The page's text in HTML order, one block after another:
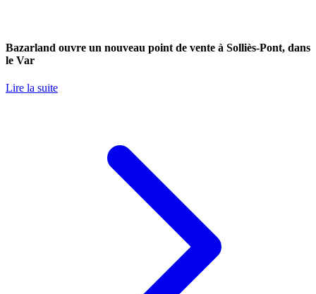
Bazarland ouvre un nouveau point de vente à Solliès-Pont, dans
le Var
Lire la suite